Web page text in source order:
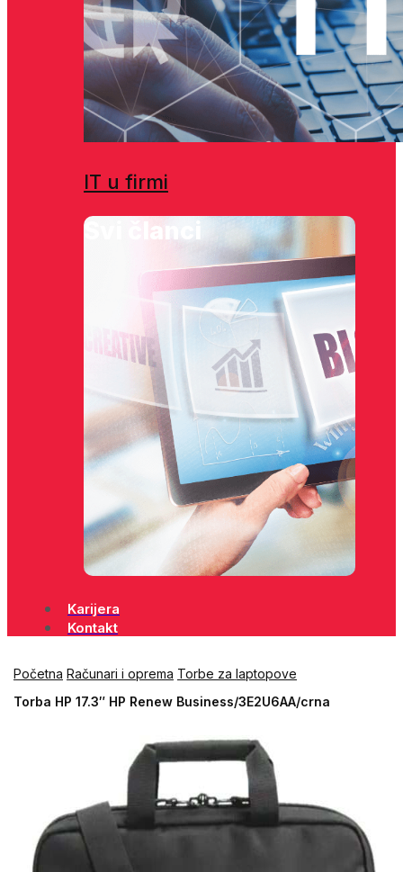
IT u firmi
Svi članci
Karijera
Kontakt
Početna Računari i oprema Torbe za laptopove
Torba HP 17.3″ HP Renew Business/3E2U6AA/crna